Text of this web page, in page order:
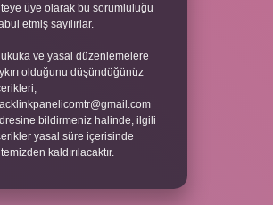
üye olarak bu sorumluluğu
etmiş sayılırlar.
ve yasal düzenlemelere
olduğunu düşündüğünüz
bildirmeniz halinde, ilgili
yasal süre içerisinde
kaldırılacaktır.